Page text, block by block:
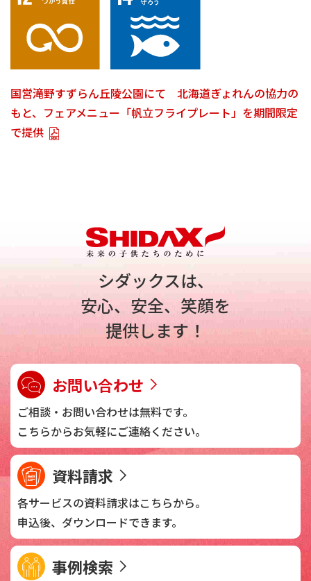
国営滝野すずらん丘陵公園にて 北海道ぎょれんの協力の
もと、フェアメニュー「帆立フライプレート」を期間限定
で提供
シダックスは、
安心、安全、笑顔を
提供します！
お問い合わせ
ご相談・お問い合わせは無料です。
こちらからお気軽にご連絡ください。
資料請求
各サービスの資料請求はこちらから。
申込後、 ダウンロードできます。
事例検索